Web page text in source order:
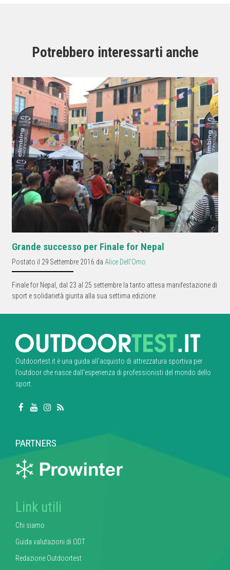
Potrebbero interessarti anche
Grande successo per Finale for Nepal
Postato il 29 Settembre 2016 da Alice Dell'Omo
Finale for Nepal, dal 23 al 25 settembre la tanto attesa manifestazione di
sport e solidarietà giunta alla sua settima edizione
Outdoortest.it è una guida all’acquisto di attrezzatura sportiva per
l’outdoor che nasce dall’esperienza di professionisti del mondo dello
sport.
PARTNERS
Link utili
Chi siamo
Guida valutazioni di ODT
Redazione Outdoortest